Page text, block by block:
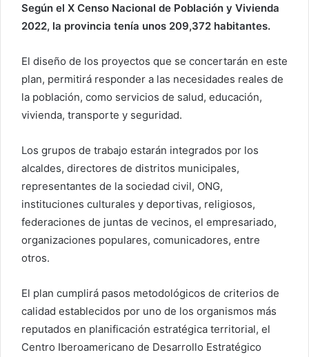
Según el X Censo Nacional de Población y Vivienda
2022, la provincia tenía unos 209,372 habitantes.
El diseño de los proyectos que se concertarán en este
plan, permitirá responder a las necesidades reales de
la población, como servicios de salud, educación,
vivienda, transporte y seguridad.
Los grupos de trabajo estarán integrados por los
alcaldes, directores de distritos municipales,
representantes de la sociedad civil, ONG,
instituciones culturales y deportivas, religiosos,
federaciones de juntas de vecinos, el empresariado,
organizaciones populares, comunicadores, entre
otros.
El plan cumplirá pasos metodológicos de criterios de
calidad establecidos por uno de los organismos más
reputados en planificación estratégica territorial, el
Centro Iberoamericano de Desarrollo Estratégico